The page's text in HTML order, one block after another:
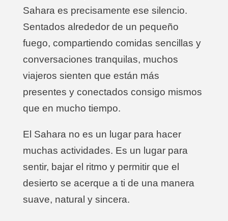
Sahara es precisamente ese silencio.
Sentados alrededor de un pequeño
fuego, compartiendo comidas sencillas y
conversaciones tranquilas, muchos
viajeros sienten que están más
presentes y conectados consigo mismos
que en mucho tiempo.
El Sahara no es un lugar para hacer
muchas actividades. Es un lugar para
sentir, bajar el ritmo y permitir que el
desierto se acerque a ti de una manera
suave, natural y sincera.